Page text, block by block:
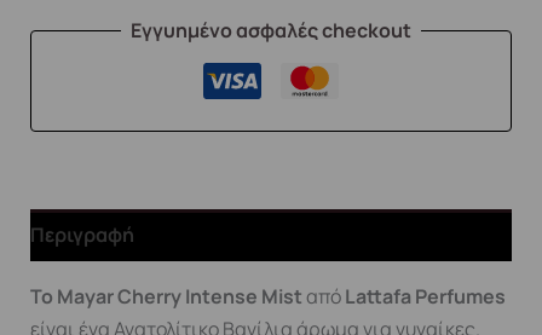
Εγγυημένο ασφαλές checkout
Περιγραφή
Το Mayar Cherry Intense MistαπόLattafa Perfumes
είναι ένα Ανατολίτικο Βανίλια άρωμα για γυναίκες.